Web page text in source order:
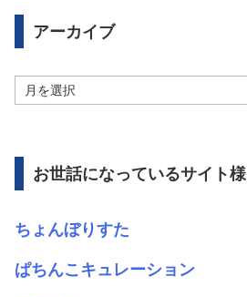
アーカイブ
ー
ブ
お世話になっているサイト様
ちょんぼりすた
ぱちんこキュレーション